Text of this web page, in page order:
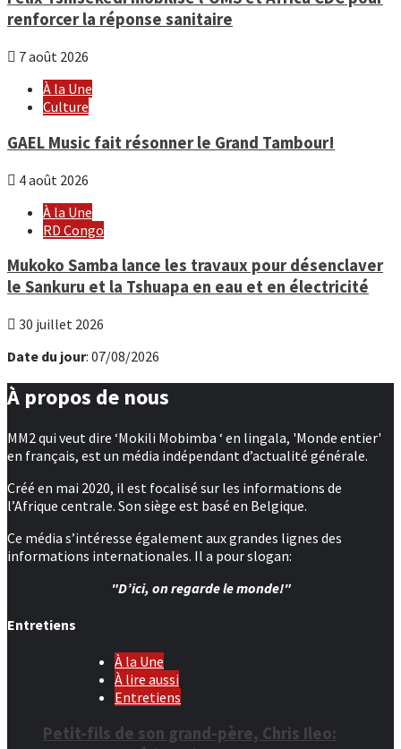
renforcer la réponse sanitaire
7 août 2026
À la Une
Culture
GAEL Music fait résonner le Grand Tambour!
4 août 2026
À la Une
RD Congo
Mukoko Samba lance les travaux pour désenclaver
le Sankuru et la Tshuapa en eau et en électricité
30 juillet 2026
Date du jour: 07/08/2026
À propos de nous
MM2 qui veut dire ‘Mokili Mobimba ‘ en lingala, 'Monde entier'
en français, est un média indépendant d’actualité générale.
Créé en mai 2020, il est focalisé sur les informations de
l’Afrique centrale. Son siège est basé en Belgique.
Ce média s’intéresse également aux grandes lignes des
informations internationales. Il a pour slogan:
"D’ici, on regarde le monde!"
Entretiens
À la Une
À lire aussi
Entretiens
Petit-fils de son grand-père, Chris Ileo: